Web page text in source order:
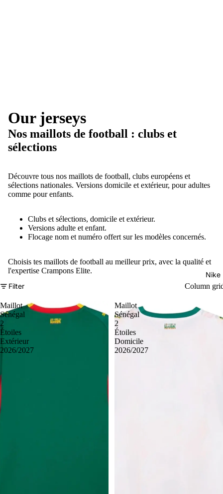
Nike
Our jerseys
Nos maillots de football : clubs et
sélections
Découvre tous nos maillots de football, clubs européens et
sélections nationales. Versions domicile et extérieur, pour adultes
comme pour enfants.
Clubs et sélections, domicile et extérieur.
Versions adulte et enfant.
Flocage nom et numéro offert sur les modèles concernés.
Choisis tes maillots de football au meilleur prix, avec la qualité et
l'expertise Crampons Elite.
Filter
Column
Maillot
Sénégal
2
Étoiles
Extérieur
2026/2027
Maillot
Sénégal
2
Étoiles
Domicile
2026/2027